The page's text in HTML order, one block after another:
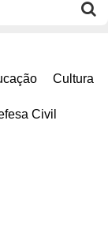
Cultura
Civil